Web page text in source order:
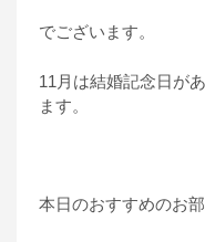
でございます。
11月は結婚記念日が
ます。
本日のおすすめのお